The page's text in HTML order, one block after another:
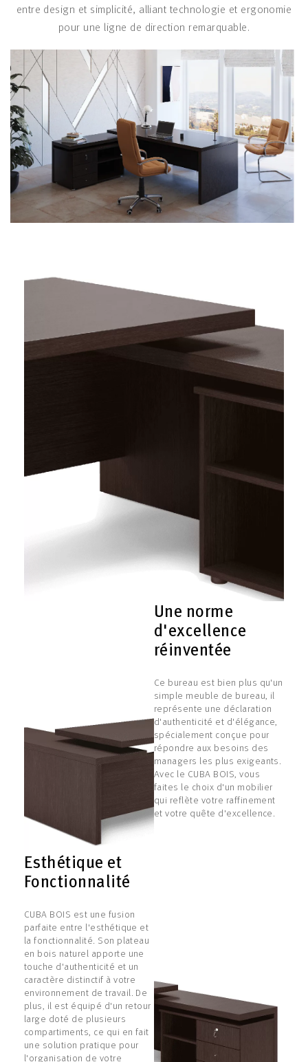
entre design et simplicité, alliant technologie et ergonomie
pour une ligne de direction remarquable.
Une norme
d'excellence
réinventée
Ce bureau est bien plus qu'un
simple meuble de bureau, il
représente une déclaration
d'authenticité et d'élégance,
spécialement conçue pour
répondre aux besoins des
managers les plus exigeants.
Avec le CUBA BOIS, vous
faites le choix d'un mobilier
qui reflète votre raffinement
et votre quête d'excellence.
Esthétique et
Fonctionnalité
CUBA BOIS est une fusion
parfaite entre l'esthétique et
la fonctionnalité. Son plateau
en bois naturel apporte une
touche d'authenticité et un
caractère distinctif à votre
environnement de travail. De
plus, il est équipé d'un retour
large doté de plusieurs
compartiments, ce qui en fait
une solution pratique pour
l'organisation de votre